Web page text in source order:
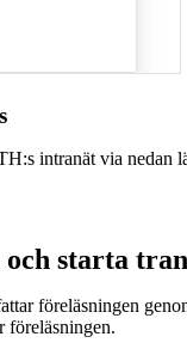
intranät via nedan
och starta
föreläsningen
föreläsningen.